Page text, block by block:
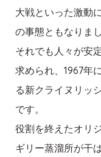
大戦といった激動
の事態ともなりまし
それでも人々が安
求められ、1967年
る新クライヌリッ
です。
役割を終えたオリ
ギリー蒸溜所が干